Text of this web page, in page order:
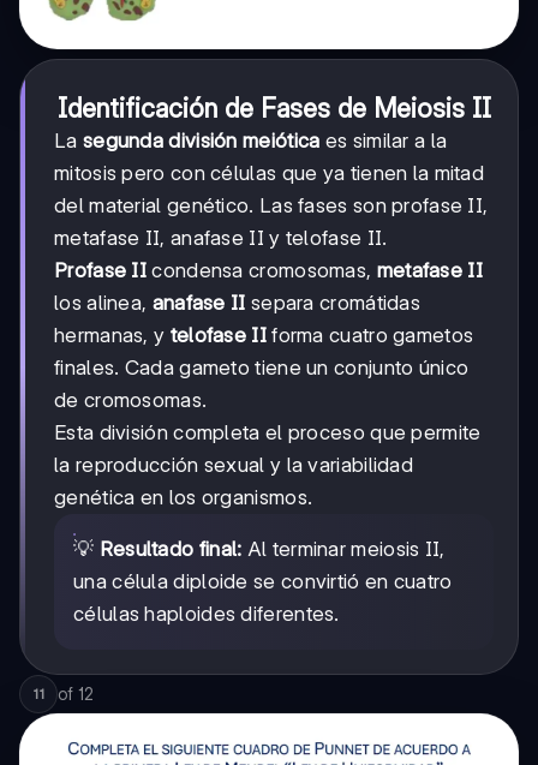
Identificación de Fases de Meiosis II
La segunda división meiótica es similar a la
mitosis pero con células que ya tienen la mitad
del material genético. Las fases son profase II,
metafase II, anafase II y telofase II.
Profase II condensa cromosomas, metafase II
los alinea, anafase II separa cromátidas
hermanas, y telofase IIforma cuatro gametos
finales. Cada gameto tiene un conjunto único
de cromosomas.
Esta división completa el proceso que permite
la reproducción sexual y la variabilidad
genética en los organismos.
💡 Resultado final: Al terminar meiosis II,
una célula diploide se convirtió en cuatro
células haploides diferentes.
11 of 12